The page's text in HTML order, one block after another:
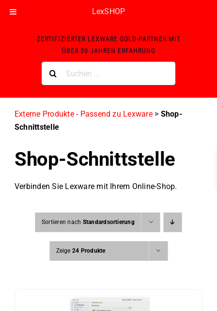
LexSHOP
ZERTIFIZIERTER LEXWARE GOLD-PARTNER MIT
ÜBER 30 JAHREN ERFAHRUNG
nach:
Externe Produkte - Passend zu Lexware> Shop-
Schnittstelle
Shop-Schnittstelle
Verbinden Sie Lexware mit Ihrem Online-Shop.
Sortieren nach Standardsortierung
Zeige 24 Produkte